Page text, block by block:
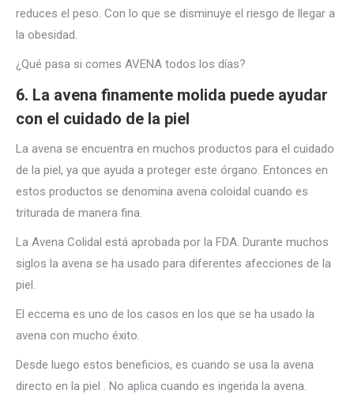
reduces el peso. Con lo que se disminuye el riesgo de llegar a
la obesidad.
¿Qué pasa si comes AVENA todos los días?
6. La avena finamente molida puede ayudar
con el cuidado de la piel
La avena se encuentra en muchos productos para el cuidado
de la piel, ya que ayuda a proteger este órgano. Entonces en
estos productos se denomina avena coloidal cuando es
triturada de manera fina.
La Avena Colidal está aprobada por la FDA. Durante muchos
siglos la avena se ha usado para diferentes afecciones de la
piel.
El eccema es uno de los casos en los que se ha usado la
avena con mucho éxito.
Desde luego estos beneficios, es cuando se usa la avena
directo en la piel . No aplica cuando es ingerida la avena.